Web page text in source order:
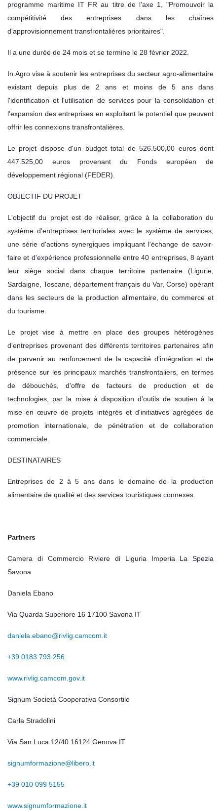
programme maritime IT FR au titre de l'axe 1, "Promouvoir la
compétitivité des entreprises dans les chaînes
d'approvisionnement transfrontalières prioritaires".
Il a une durée de 24 mois et se termine le 28 février 2022.
In.Agro vise à soutenir les entreprises du secteur agro-alimentaire
existant depuis plus de 2 ans et moins de 5 ans dans
l'identification et l'utilisation de services pour la consolidation et
l'expansion des entreprises en exploitant le potentiel que peuvent
offrir les connexions transfrontalières.
Le projet dispose d'un budget total de 526.500,00 euros dont
447.525,00 euros provenant du Fonds européen de
développement régional (FEDER).
OBJECTIF DU PROJET
L'objectif du projet est de réaliser, grâce à la collaboration du
système d'entreprises territoriales avec le système de services,
une série d'actions synergiques impliquant l'échange de savoir-
faire et d'expérience professionnelle entre 40 entreprises, 8 ayant
leur siège social dans chaque territoire partenaire (Ligurie,
Sardaigne, Toscane, département français du Var, Corse) opérant
dans les secteurs de la production alimentaire, du commerce et
du tourisme.
Le projet vise à mettre en place des groupes hétérogènes
d'entreprises provenant des différents territoires partenaires afin
de parvenir au renforcement de la capacité d'intégration et de
présence sur les principaux marchés transfrontaliers, en termes
de débouchés, d'offre de facteurs de production et de
technologies, par la mise à disposition d'outils de soutien à la
mise en œuvre de projets intégrés et d'initiatives agrégées de
promotion internationale, de pénétration et de collaboration
commerciale.
DESTINATAIRES
Entreprises de 2 à 5 ans dans le domaine de la production
alimentaire de qualité et des services touristiques connexes.
Partners
Camera di Commercio Riviere di Liguria Imperia La Spezia
Savona
Daniela Ebano
Via Quarda Superiore 16 17100 Savona IT
daniela.ebano@rivlig.camcom.it
+39 0183 793 256
www.rivlig.camcom.gov.it
Signum Società Cooperativa Consortile
Carla Stradolini
Via San Luca 12/40 16124 Genova IT
signumformazione@libero.it
+39 010 099 5155
www.signumformazione.it